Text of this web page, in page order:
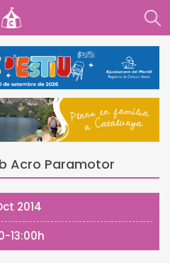
Acro Paramotor
2014
13:00h